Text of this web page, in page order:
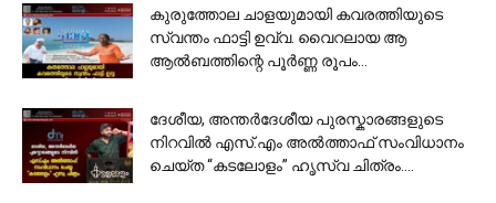
കുരുത്തോല ചാളയുമായി കവരത്തിയുടെ
സ്വന്തം ഫാട്ടി ഉവ്വ. വൈറലായ ആ
ആൽബത്തിന്റെ പൂർണ്ണ രൂപം...
ദേശീയ, അന്തർദേശീയ പുരസ്കാരങ്ങളുടെ
നിറവിൽ എസ്.എം അൽത്താഫ് സംവിധാനം
ചെയ്ത “കടലോളം” ഹൃസ്വ ചിത്രം....